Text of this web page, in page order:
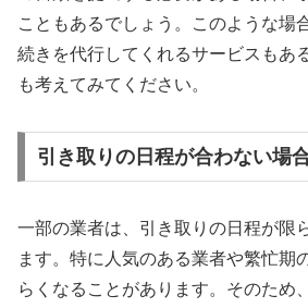
こともあるでしょう。このような場
続きを代行してくれるサービスもあ
も考えてみてください。
引き取りの日程が合わない場
一部の業者は、引き取りの日程が限
ます。特に人気のある業者や繁忙期
らくなることがあります。そのため